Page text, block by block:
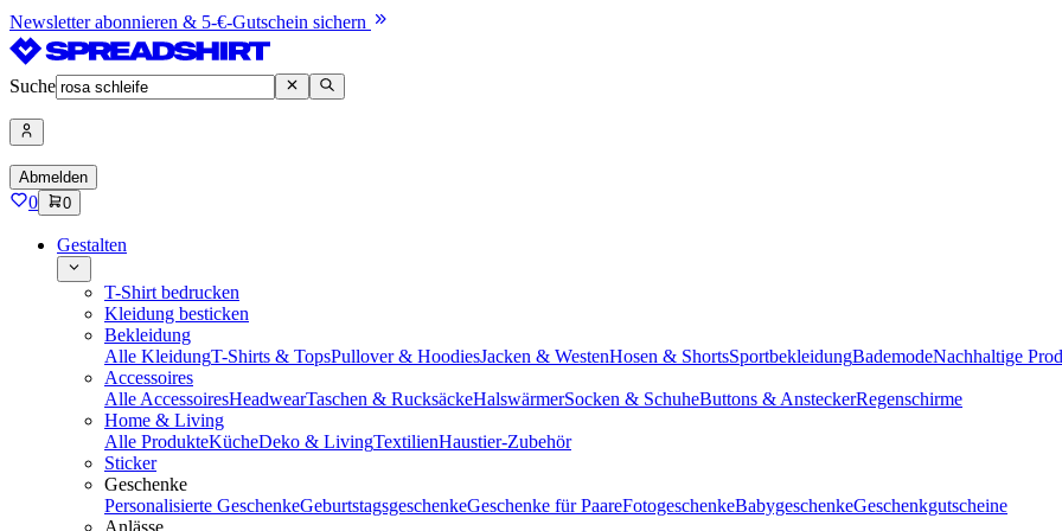
Newsletter abonnieren & 5-€-Gutschein sichern
Suche
Abmelden
0 0
Gestalten
T-Shirt bedrucken
Kleidung besticken
Bekleidung
Alle KleidungT-Shirts & TopsPullover & HoodiesJacken & WestenHosen & ShortsSportbekleidungBademodeNachhaltige
Accessoires
Alle AccessoiresHeadwearTaschen & RucksäckeHalswärmerSocken & SchuheButtons & AnsteckerRegenschirme
Home & Living
Alle ProdukteKücheDeko & LivingTextilienHaustier-Zubehör
Sticker
Geschenke
Personalisierte GeschenkeGeburtstagsgeschenkeGeschenke für PaareFotogeschenkeBabygeschenkeGeschenkgutscheine